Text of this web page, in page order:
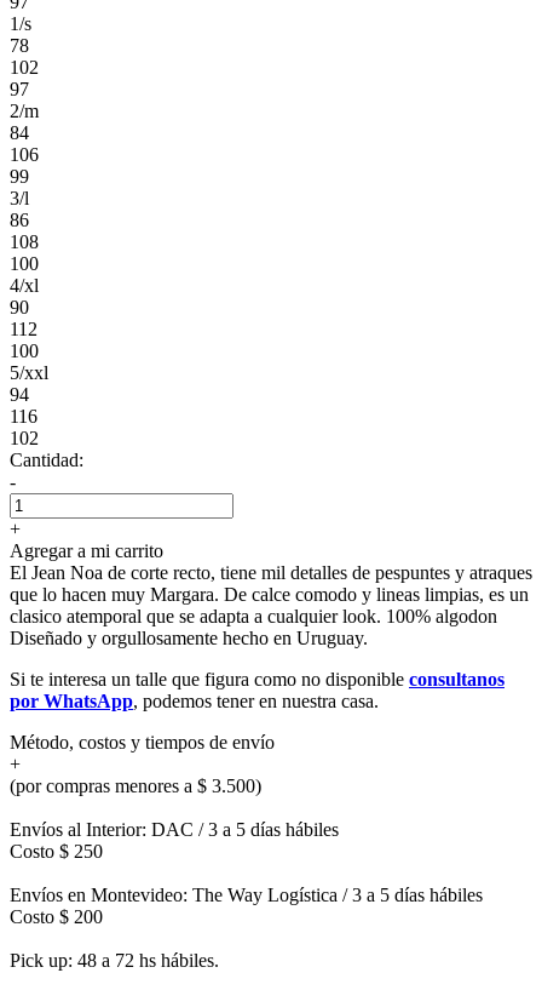
1/s
78
102
97
2/m
84
106
99
3/l
86
108
100
4/xl
90
112
100
5/xxl
94
116
102
Cantidad:
-
+
Agregar a mi carrito
El Jean Noa de corte recto, tiene mil detalles de pespuntes y atraques
que lo hacen muy Margara. De calce comodo y lineas limpias, es un
clasico atemporal que se adapta a cualquier look. 100% algodon
Diseñado y orgullosamente hecho en Uruguay.
Si te interesa un talle que figura como no disponible consultanos
por WhatsApp, podemos tener en nuestra casa.
Método, costos y tiempos de envío
+
(por compras menores a $ 3.500)
Envíos al Interior: DAC / 3 a 5 días hábiles
Costo $ 250
Envíos en Montevideo: The Way Logística / 3 a 5 días hábiles
Costo $ 200
Pick up: 48 a 72 hs hábiles.